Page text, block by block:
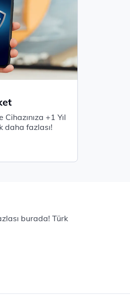
+1 Yıl
daha fazlası!
burada! Türk